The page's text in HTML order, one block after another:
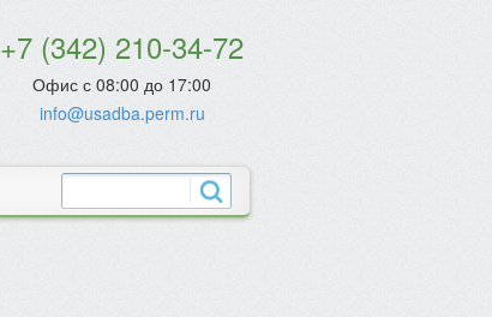
+7 (342) 210-34-72
Офис с 08:00 до 17:00
info@usadba.perm.ru